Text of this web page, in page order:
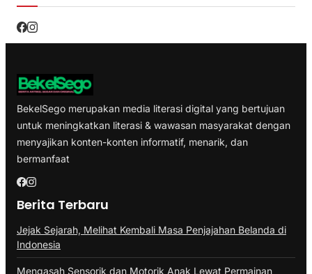
BekelSego merupakan media literasi digital yang bertujuan
untuk meningkatkan literasi & wawasan masyarakat dengan
menyajikan konten-konten informatif, menarik, dan
bermanfaat
Berita Terbaru
Jejak Sejarah, Melihat Kembali Masa Penjajahan Belanda di
Indonesia
Mengasah Sensorik dan Motorik Anak Lewat Permainan